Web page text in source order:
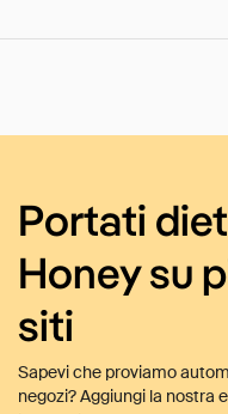
Portati
Honey su
siti
Sapevi che proviamo
negozi? Aggiungi la nostra